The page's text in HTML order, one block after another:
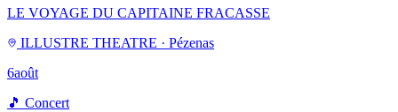
LE VOYAGE DU CAPITAINE FRACASSE
ILLUSTRE THEATRE · Pézenas
6août
🎵 Concert